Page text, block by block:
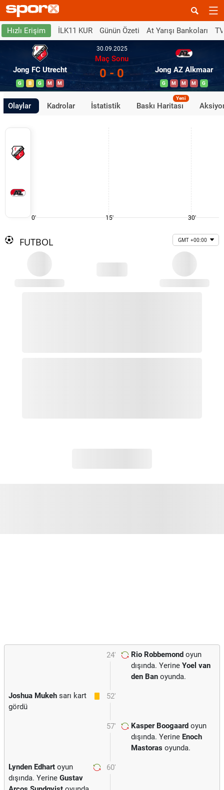
Hızlı Erişim İLK11 KUR Günün Özeti At Yarışı Bankoları
Jong FC Utrecht
G B G M M
30.09.2025
Maç Sonu
0 - 0 Jong AZ Alkmaar
G M M M G
Olaylar Kadrolar İstatistik Baskı Haritası
Yeni
0' 15' 30'
FUTBOL GMT +00:00
24' Rio Robbemond oyun
dışında. Yerine Yoel van
den Ban oyunda.
52'
Joshua Mukeh sarı kart
gördü
57' Kasper Boogaard oyun
dışında. Yerine Enoch
Mastoras oyunda.
60'
Lynden Edhart oyun
dışında. Yerine Gustav